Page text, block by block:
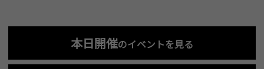
本日開催のイベントを見る